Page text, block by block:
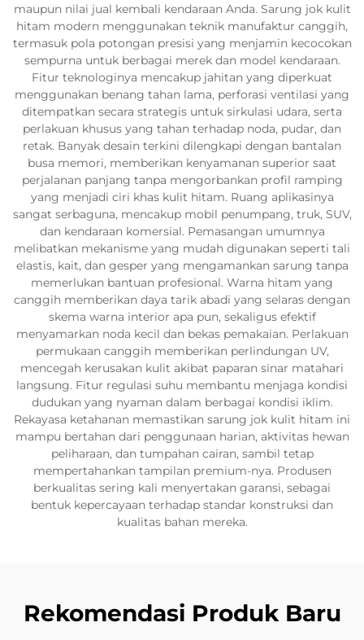
maupun nilai jual kembali kendaraan Anda. Sarung jok kulit
hitam modern menggunakan teknik manufaktur canggih,
termasuk pola potongan presisi yang menjamin kecocokan
sempurna untuk berbagai merek dan model kendaraan.
Fitur teknologinya mencakup jahitan yang diperkuat
menggunakan benang tahan lama, perforasi ventilasi yang
ditempatkan secara strategis untuk sirkulasi udara, serta
perlakuan khusus yang tahan terhadap noda, pudar, dan
retak. Banyak desain terkini dilengkapi dengan bantalan
busa memori, memberikan kenyamanan superior saat
perjalanan panjang tanpa mengorbankan profil ramping
yang menjadi ciri khas kulit hitam. Ruang aplikasinya
sangat serbaguna, mencakup mobil penumpang, truk, SUV,
dan kendaraan komersial. Pemasangan umumnya
melibatkan mekanisme yang mudah digunakan seperti tali
elastis, kait, dan gesper yang mengamankan sarung tanpa
memerlukan bantuan profesional. Warna hitam yang
canggih memberikan daya tarik abadi yang selaras dengan
skema warna interior apa pun, sekaligus efektif
menyamarkan noda kecil dan bekas pemakaian. Perlakuan
permukaan canggih memberikan perlindungan UV,
mencegah kerusakan kulit akibat paparan sinar matahari
langsung. Fitur regulasi suhu membantu menjaga kondisi
dudukan yang nyaman dalam berbagai kondisi iklim.
Rekayasa ketahanan memastikan sarung jok kulit hitam ini
mampu bertahan dari penggunaan harian, aktivitas hewan
peliharaan, dan tumpahan cairan, sambil tetap
mempertahankan tampilan premium-nya. Produsen
berkualitas sering kali menyertakan garansi, sebagai
bentuk kepercayaan terhadap standar konstruksi dan
kualitas bahan mereka.
Rekomendasi Produk Baru